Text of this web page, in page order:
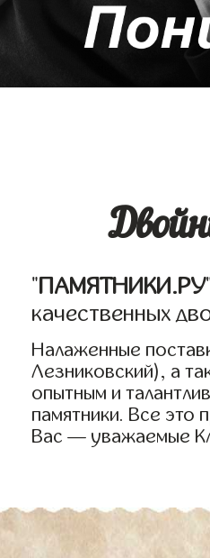
"ПАМЯТНИКИ.РУ
качественных
Налаженные
Лезниковский), а
опытным и
памятники. Все это
Вас — уважаемые